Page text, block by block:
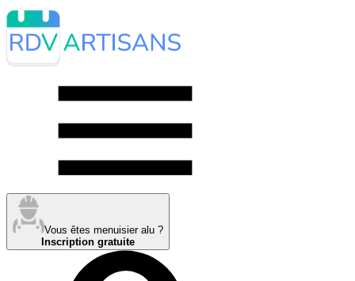
Vous êtes menuisier alu ?
Inscription gratuite